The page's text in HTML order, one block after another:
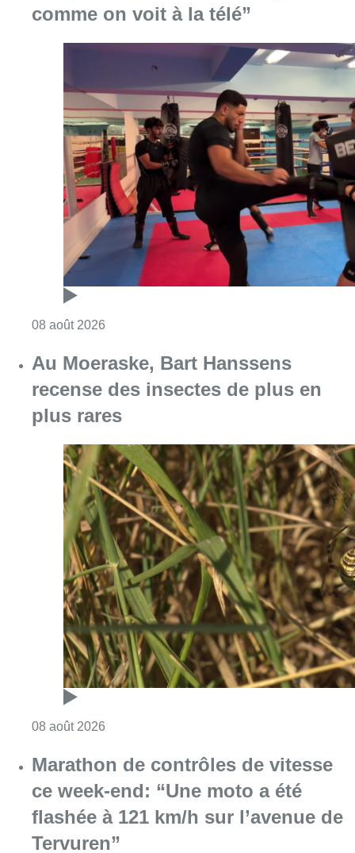
comme on voit à la télé”
08 août 2026
Au Moeraske, Bart Hanssens
recense des insectes de plus en
plus rares
08 août 2026
Marathon de contrôles de vitesse
ce week-end: “Une moto a été
flashée à 121 km/h sur l’avenue de
Tervuren”